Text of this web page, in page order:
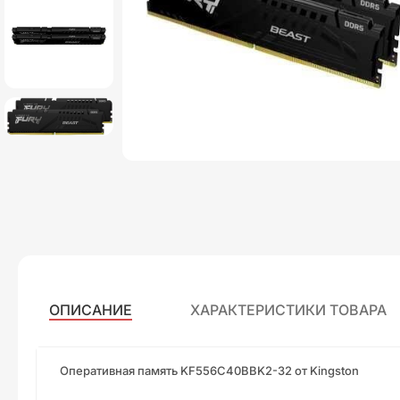
ОПИСАНИЕ ХАРАКТЕРИСТИКИ ТОВАРА
Оперативная память KF556C40BBK2-32 от Kingston